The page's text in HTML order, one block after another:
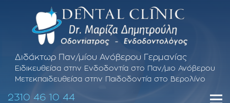
Διδάκτωρ Παν/μίου Ανόβερου Γερμανίας
Ειδικευθείσα στην Ενδοδοντία στο Παν/μιο Ανόβερου
Μετεκπαιδευθείσα στην Παιδοδοντία στο Βερολίνο
2310 46 10 44